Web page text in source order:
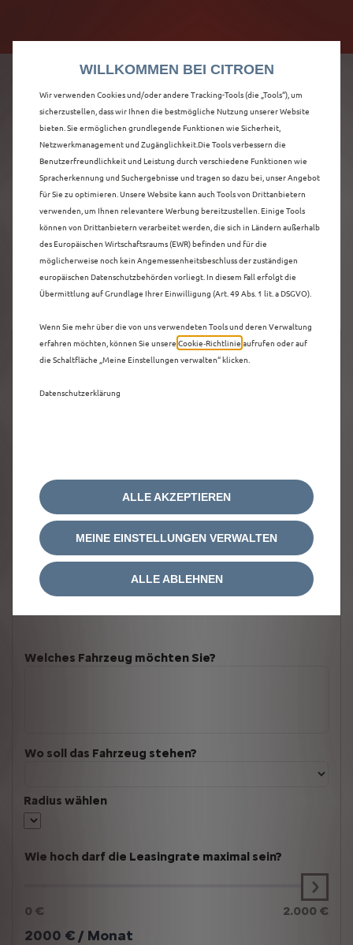
ENTDECKEN SIE ALLE
Ë-C3 AIRCROSS
VORFÜHRWAGEN IN
OFFENBURG
Welches Fahrzeug möchten Sie?
Wo soll das Fahrzeug stehen?
Radius wählen
Wie hoch darf die Leasingrate maximal sein?
0 € 2.000 €
2000 € / Monat
WILLKOMMEN BEI CITROEN
Wir verwenden Cookies und/oder andere Tracking-Tools (die „Tools“), um
sicherzustellen, dass wir Ihnen die bestmögliche Nutzung unserer Website
bieten. Sie ermöglichen grundlegende Funktionen wie Sicherheit,
Netzwerkmanagement und Zugänglichkeit.Die Tools verbessern die
Benutzerfreundlichkeit und Leistung durch verschiedene Funktionen wie
Spracherkennung und Suchergebnisse und tragen so dazu bei, unser Angebot
für Sie zu optimieren. Unsere Website kann auch Tools von Drittanbietern
verwenden, um Ihnen relevantere Werbung bereitzustellen. Einige Tools
können von Drittanbietern verarbeitet werden, die sich in Ländern außerhalb
des Europäischen Wirtschaftsraums (EWR) befinden und für die
möglicherweise noch kein Angemessenheitsbeschluss der zuständigen
europäischen Datenschutzbehörden vorliegt. In diesem Fall erfolgt die
Übermittlung auf Grundlage Ihrer Einwilligung (Art. 49 Abs. 1 lit. a DSGVO).
Wenn Sie mehr über die von uns verwendeten Tools und deren Verwaltung
erfahren möchten, können Sie unsere Cookie‑Richtlinie aufrufen oder auf
die Schaltfläche „Meine Einstellungen verwalten“ klicken.
Datenschutzerklärung
MEINE EINSTELLUNGEN VERWALTEN
ALLE AKZEPTIEREN
ALLE ABLEHNEN